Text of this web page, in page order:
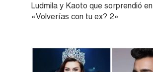
Ludmila y Kaoto que sorprendió en
«Volverías con tu ex? 2»